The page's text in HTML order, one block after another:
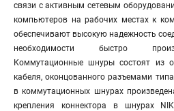
связи с активным сетевым
компьютеров на рабочих местах к
обеспечивают высокую надежность
необходимости быстро
Коммутационные шнуры состоят из
кабеля, оконцованного разъемами
в коммутационных шнурах
крепления коннектора в шнурах